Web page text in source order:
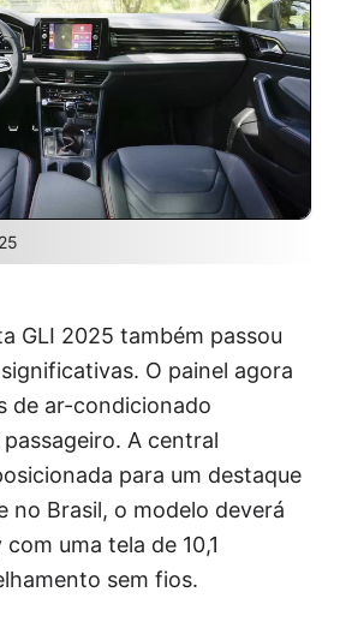
GLI 2025 também passou
O painel agora
de ar-condicionado
A central
para um destaque
no Brasil, o modelo deverá
uma tela de 10,1
sem fios.